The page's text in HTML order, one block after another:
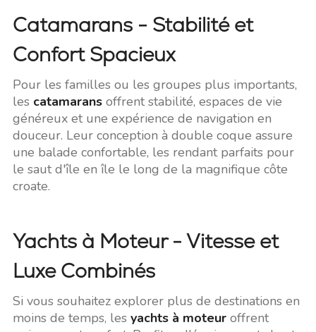
Catamarans - Stabilité et
Confort Spacieux
Pour les familles ou les groupes plus importants,
les catamaransoffrent stabilité, espaces de vie
généreux et une expérience de navigation en
douceur. Leur conception à double coque assure
une balade confortable, les rendant parfaits pour
le saut d'île en île le long de la magnifique côte
croate.
Yachts à Moteur - Vitesse et
Luxe Combinés
Si vous souhaitez explorer plus de destinations en
moins de temps, les yachts à moteuroffrent